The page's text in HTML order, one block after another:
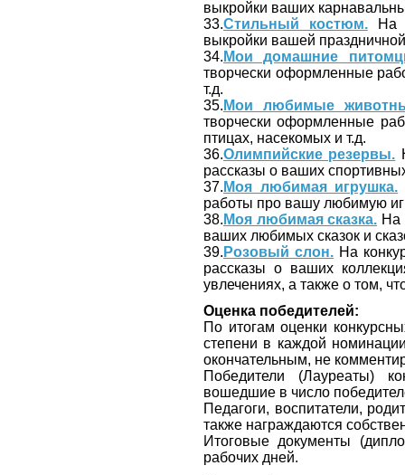
выкройки ваших
33.Стильный костюм.На
выкройки вашей
34. Мои домашние
творчески оформленные
т.д.
35. Мои любимые
творчески оформленные
птицах, насекомых и т.д.
36.Олимпийские резервы.
рассказы о ваших
37. Моя любимая игрушка.
работы про вашу любимую
38. Моя любимая сказка. На
ваших любимых сказок и
39. Розовый слон. На
рассказы о ваших
увлечениях, а также о том,
Оценка победителей:
По итогам оценки
степени в каждой
окончательным, не
Победители (Лауреаты)
вошедшие в число
Педагоги, воспитатели,
также награждаются
Итоговые документы
рабочих дней.